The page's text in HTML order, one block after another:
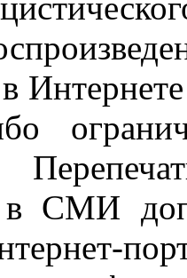
в СМИ